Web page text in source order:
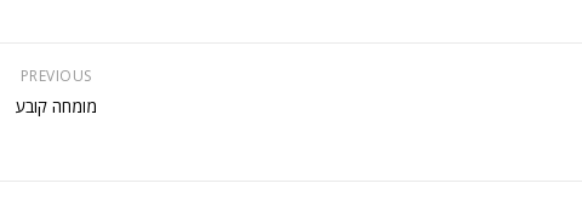
PREVIOUS
מומחה קובע